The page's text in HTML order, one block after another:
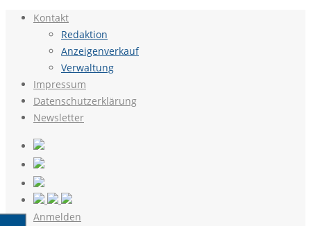
Kontakt
Redaktion
Anzeigenverkauf
Verwaltung
Impressum
Datenschutzerklärung
Newsletter
Anmelden